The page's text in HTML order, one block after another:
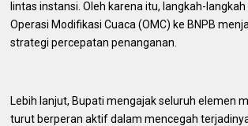
lintas instansi. Oleh karena itu, langkah-
Operasi Modifikasi Cuaca (OMC) ke BNPB
strategi percepatan penanganan.
Lebih lanjut, Bupati mengajak seluruh elemen
turut berperan aktif dalam mencegah